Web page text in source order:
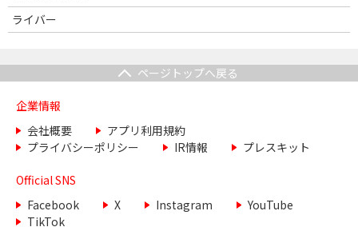
ライバー
ページトップへ戻る
企業情報
会社概要
アプリ利用規約
プライバシーポリシー
IR情報 プレスキット
Official SNS
Facebook
X Instagram
YouTube
TikTok